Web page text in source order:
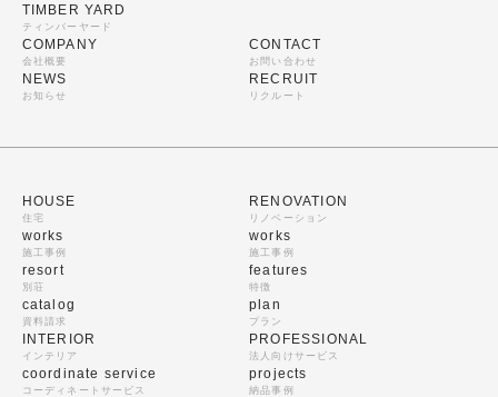
TIMBER YARD
ティンバーヤード
COMPANY
会社概要
NEWS
お知らせ
CONTACT
お問い合わせ
RECRUIT
リクルート
HOUSE
住宅
works
施工事例
resort
別荘
catalog
資料請求
RENOVATION
リノベーション
works
施工事例
features
特徴
plan
プラン
INTERIOR
インテリア
coordinate service
コーディネートサービス
PROFESSIONAL
法人向けサービス
projects
納品事例